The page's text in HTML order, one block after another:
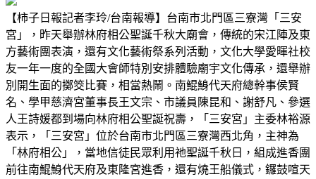
【柿子日報記者李玲/台南報導】台南市北門區三寮灣「三安
宮」，昨天舉辦林府相公聖誕千秋大廟會，傳統的宋江陣及東
方藝術團表演，還有文化藝術祭系列活動，文化大學愛暉社校
友一年一度的全國大會師特別安排體驗廟宇文化傳承，還舉辦
別開生面的擲筊比賽，相當熱鬧。南鯤鯓代天府總幹事侯賢
名、學甲慈濟宮董事長王文宗、市議員陳昆和、謝舒凡、參選
人王詩媛都到場向林府相公聖誕祝壽，「三安宮」主委林裕源
表示，「三安宮」位於台南市北門區三寮灣西北角，主神為
「林府相公」，當地信徒民眾利用祂聖誕千秋日，組成進香團
前往南鯤鯓代天府及東隆宮進香，還有燒王船儀式，鑼鼓喧天